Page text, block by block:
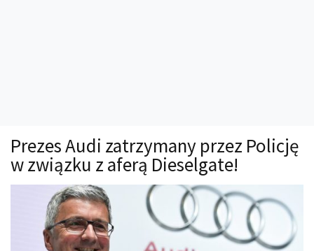
Technika jazdy
Oświetlenie
Kalkulatory
Przelicznik mocy
Auto z niemiec
Prezes Audi zatrzymany przez Policję
w związku z aferą Dieselgate!